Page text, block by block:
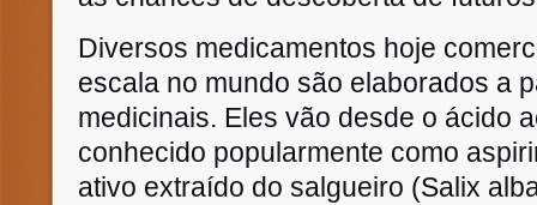
Diversos medicamentos hoje
escala no mundo são elaborados a
medicinais. Eles vão desde o ácido
conhecido popularmente como
ativo extraído do salgueiro (Salix